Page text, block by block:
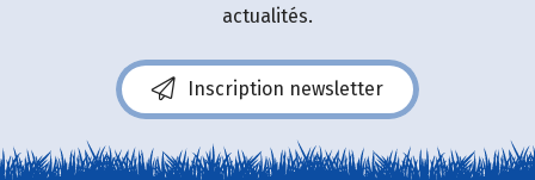
actualités.
Inscription newsletter